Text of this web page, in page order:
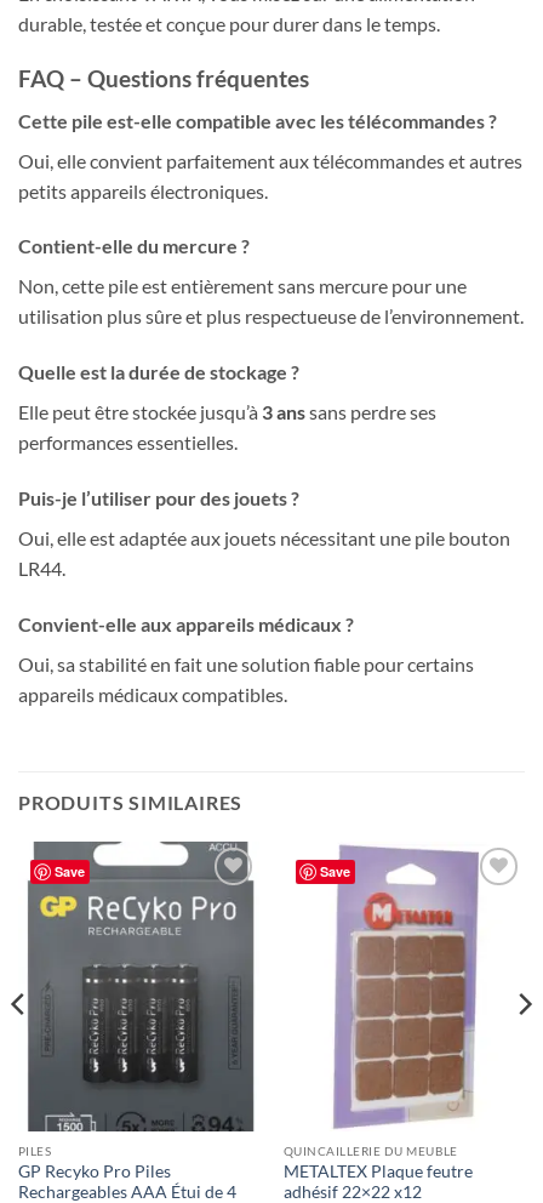
durable, testée et conçue pour durer dans le temps.
FAQ – Questions fréquentes
Cette pile est-elle compatible avec les télécommandes ?
Oui, elle convient parfaitement aux télécommandes et autres
petits appareils électroniques.
Contient-elle du mercure ?
Non, cette pile est entièrement sans mercure pour une
utilisation plus sûre et plus respectueuse de l’environnement.
Quelle est la durée de stockage ?
Elle peut être stockée jusqu’à 3 anssans perdre ses
performances essentielles.
Puis-je l’utiliser pour des jouets ?
Oui, elle est adaptée aux jouets nécessitant une pile bouton
LR44.
Convient-elle aux appareils médicaux ?
Oui, sa stabilité en fait une solution fiable pour certains
appareils médicaux compatibles.
PRODUITS SIMILAIRES
Save
PILES
GP Recyko Pro Piles
Rechargeables AAA Étui de 4
Save
QUINCAILLERIE DU MEUBLE
METALTEX Plaque feutre
adhésif 22×22 x12